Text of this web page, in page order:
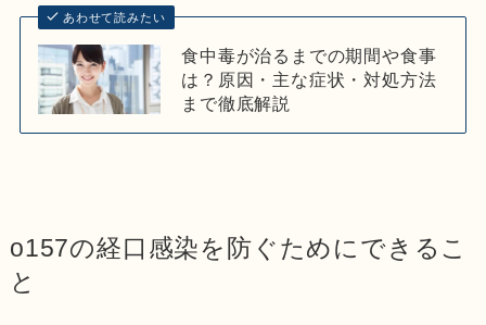
あわせて読みたい
食中毒が治るまでの期間や食事
は？原因・主な症状・対処方法
まで徹底解説
o157の経口感染を防ぐためにできるこ
と